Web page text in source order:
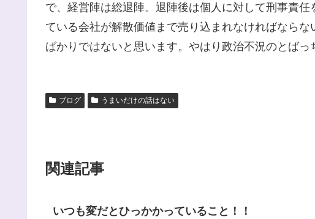
で、経営陣は総退陣。退陣後は個人に対して刑事責
ている会社が解散価値まで売り込まれなければなら
ばかりではないと思います。やはり政治不況のとばっ
ブログ うまいだけの話はない
関連記事
いつも変だとひっかかっていること！！